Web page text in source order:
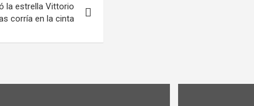
la estrella Vittorio
corría en la cinta